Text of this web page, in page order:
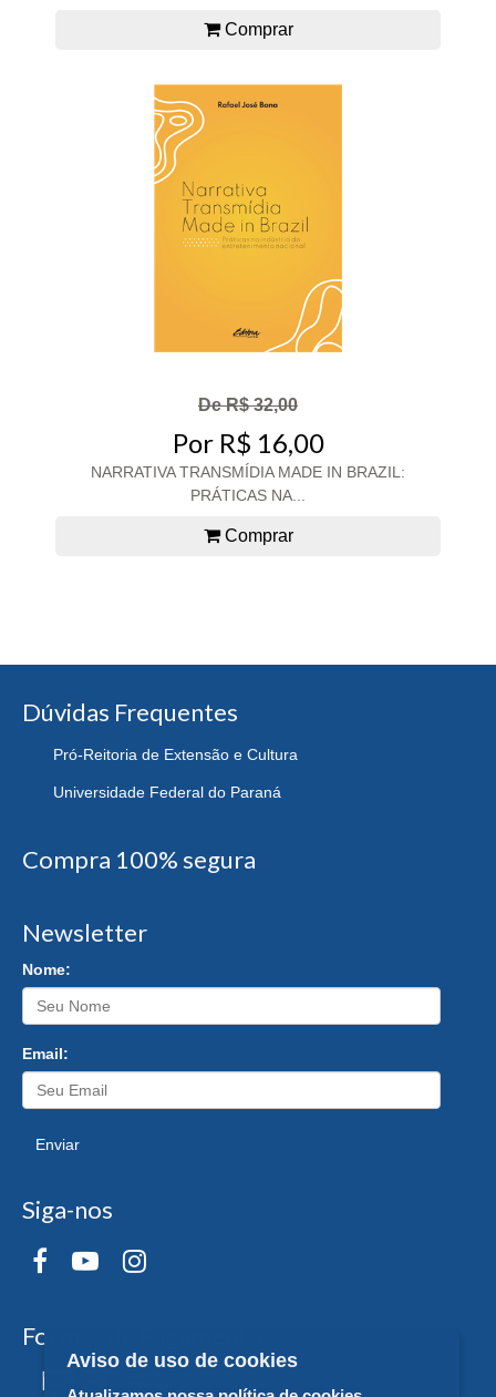
Comprar
De R$ 32,00
Por R$ 16,00
NARRATIVA TRANSMÍDIA MADE IN BRAZIL:
PRÁTICAS NA...
Comprar
Dúvidas Frequentes
Pró-Reitoria de Extensão e Cultura
Universidade Federal do Paraná
Compra 100% segura
Newsletter
Nome:
Email:
Enviar
Siga-nos
Formas de Pagamento
Aviso de uso de cookies